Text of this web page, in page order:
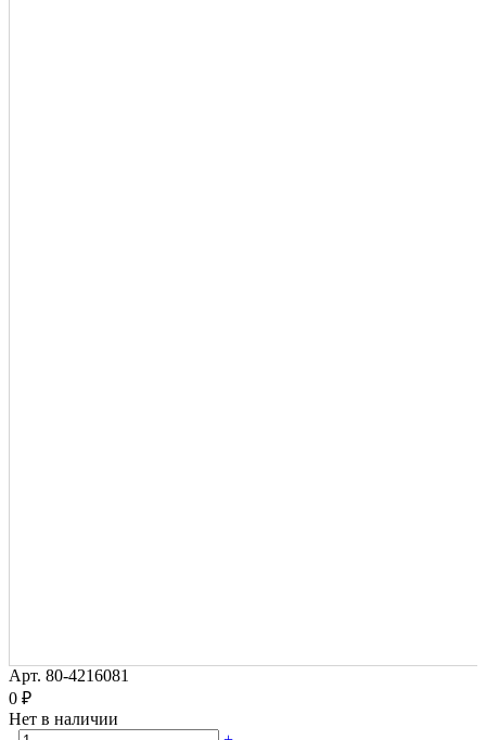
Арт. 80-4216081
0 ₽
Нет в наличии